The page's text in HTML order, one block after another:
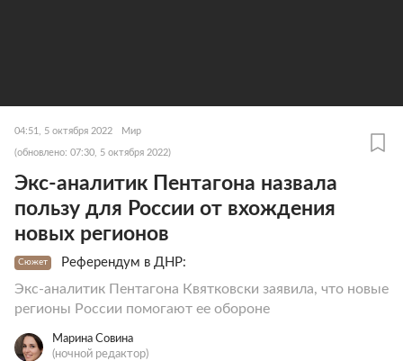
04:51, 5 октября 2022 Мир
(обновлено: 07:30, 5 октября 2022)
Экс-аналитик Пентагона назвала
пользу для России от вхождения
новых регионов
Сюжет Референдум в ДНР:
Экс-аналитик Пентагона Квятковски заявила, что новые
регионы России помогают ее обороне
Марина Совина
(ночной редактор)